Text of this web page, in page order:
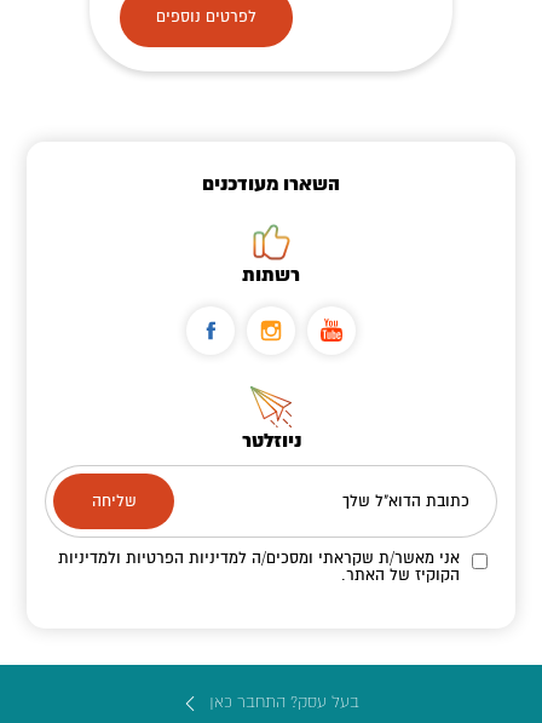
לפרטים נוספים
השארו מעודכנים
רשתות
ניוזלטר
כתובת הדוא"ל שלך
אני מאשר/ת שקראתי ומסכים/הלמדיניות הפרטיות ולמדיניות
הקוקיז של האתר.
בעל עסק? התחבר כאן